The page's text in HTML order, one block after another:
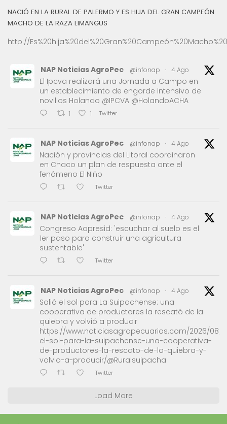
NACIÓ EN LA RURAL DE PALERMO Y ES HIJA DEL GRAN CAMPEÓN
MACHO DE LA RAZA LIMANGUS
http://
NAP Noticias AgroPec @infonap · 4 Ago
El Ipcva realizará una Jornada a Campo en
un establecimiento de engorde intensivo de
novillos Holando @IPCVA @HolandoACHA
1 1 Twitter
NAP Noticias AgroPec @infonap · 4 Ago
Nación y provincias del Litoral coordinaron
en Chaco un plan de respuesta ante el
fenómeno El Niño
Twitter
NAP Noticias AgroPec @infonap · 4 Ago
Congreso Aapresid: 'escuchar al suelo es el
1er paso para construir una agricultura
sustentable'
Twitter
NAP Noticias AgroPec @infonap · 4 Ago
Salió el sol para La Suipachense: una
cooperativa de productores la rescató de la
quiebra y volvió a producir
https://www.noticiasagropecuarias.com/2026/08/
el-sol-para-la-suipachense-una-cooperativa-
de-productores-la-rescato-de-la-quiebra-y-
volvio-a-producir/@Ruralsuipacha
Twitter
Load More